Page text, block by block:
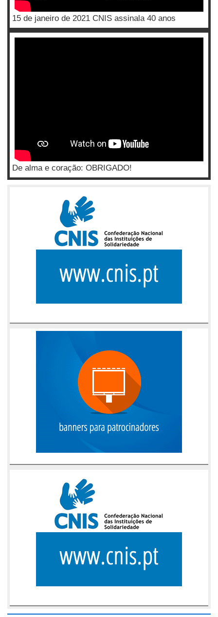
15 de janeiro de 2021 CNIS assinala 40 anos
De alma e coração: OBRIGADO!